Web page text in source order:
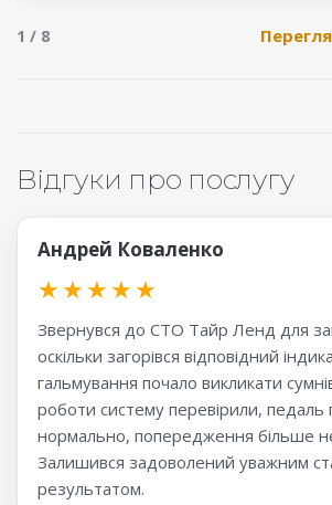
1 / 8
Відгуки про послугу
Андрей Коваленко
★★★★★
Звернувся до СТО Тайр Ленд для
оскільки загорівся відповідний
гальмування почало викликати
роботи систему перевірили,
нормально, попередження більше не
Залишився задоволений уважним
результатом.